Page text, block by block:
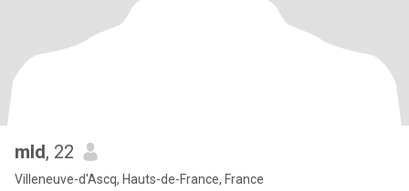
mld, 22
Villeneuve-d'Ascq, Hauts-de-France, France